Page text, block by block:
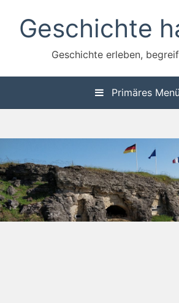
Inhalt
springenGeschichte
Geschichte erleben,
Primäres Menü